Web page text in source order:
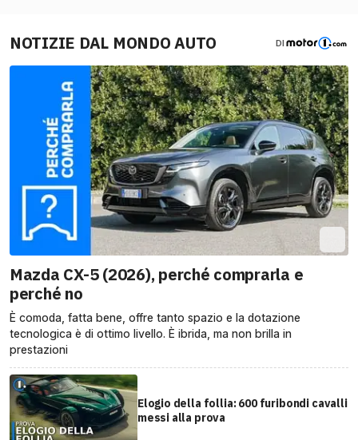
NOTIZIE DAL MONDO AUTO DI
Mazda CX-5 (2026), perché comprarla e
perché no
È comoda, fatta bene, offre tanto spazio e la dotazione
tecnologica è di ottimo livello. È ibrida, ma non brilla in
prestazioni
Elogio della follia: 600 furibondi cavalli
messi alla prova